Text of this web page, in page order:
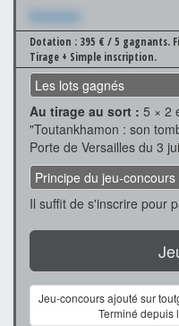
Xxxxxxx
Dotation : 395 € / 5 gagnants.
Tirage + Simple inscription.
Les lots gagnés
Au tirage au sort : 5 × 2
"Toutankhamon : son
Porte de Versailles du 3
Principe du jeu-concours
Il suffit de s'inscrire pour
Jeu-concours ajouté sur
Terminé depuis